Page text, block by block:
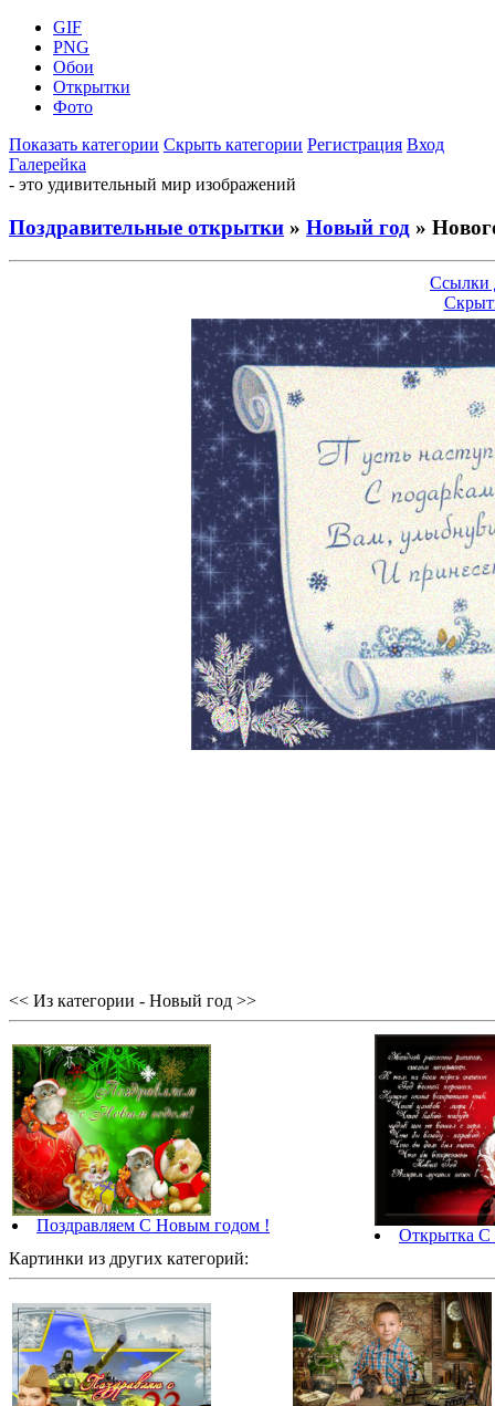
GIF
PNG
Обои
Открытки
Фото
Показать категории Скрыть категории Регистрация Вход
Галерейка
- это удивительный мир изображений
Поздравительные открытки » Новый год »
Ссылки
<< Из категории - Новый год >>
Поздравляем С Новым годом !
Открытка
Картинки из других категорий: